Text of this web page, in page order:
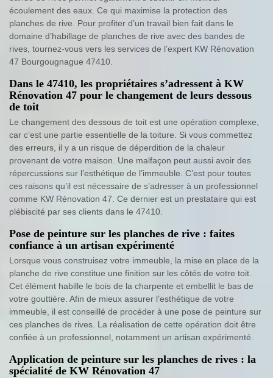
écoulement des eaux. Ce qui maximise la protection des
planches de rive. Pour profiter d’un travail bien fait dans le
domaine d’habillage de planches de rive avec des bandes de
rives, tournez-vous vers les services de l’expert KW Rénovation
47 Bourgougnague 47410.
Dans le 47410, les propriétaires s’adressent à KW
Rénovation 47 pour le changement de leurs dessous
de toit
Le changement des dessous de toit est une opération complexe,
car c’est une partie essentielle de la toiture. Si vous commettez
des erreurs, il y a un risque de déperdition de la chaleur
provenant de votre maison. Une malfaçon peut aussi avoir des
répercussions sur l’esthétique de l’immeuble. C’est pour toutes
ces raisons qu’il est nécessaire de s’adresser à un professionnel
comme KW Rénovation 47. Ce dernier est un prestataire qui est
plébiscité par ses clients dans le 47410.
Pose de peinture sur les planches de rive : faites
confiance à un artisan expérimenté
Lorsque vous construisez votre immeuble, la mise en place de la
planche de rive constitue une finition sur les côtés de votre toit.
Cet élément habille le bois de la charpente et embellit le bas de
votre gouttière. Afin de mieux assurer l’esthétique de votre
immeuble, il est conseillé de procéder à une pose de peinture sur
ces planches de rives. La réalisation de cette opération doit être
confiée à un professionnel, notamment un artisan expérimenté.
Application de peinture sur les planches de rives : la
spécialité de KW Rénovation 47